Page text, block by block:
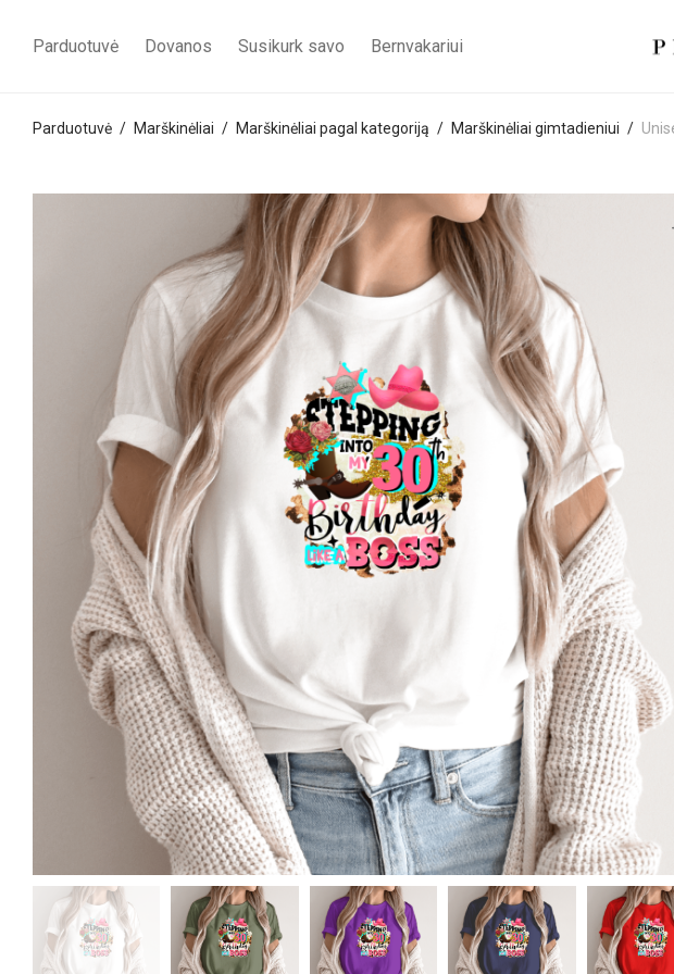
Parduotuvė Dovanos Susikurk savo Bernvakariui
Parduotuvė / Marškinėliai / Marškinėliai pagal kategoriją / Marškinėliai gimtadieniui /